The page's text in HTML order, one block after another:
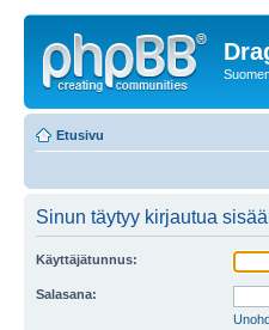
Etusivu
Sinun täytyy kirjautua
Käyttäjätunnus:
Salasana: